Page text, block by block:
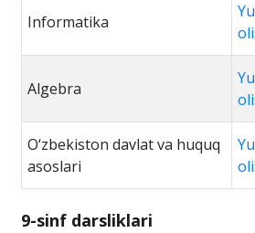
Informatika
Algebra
O‘zbekiston davlat va huquq
asoslari
9-sinf darsliklari